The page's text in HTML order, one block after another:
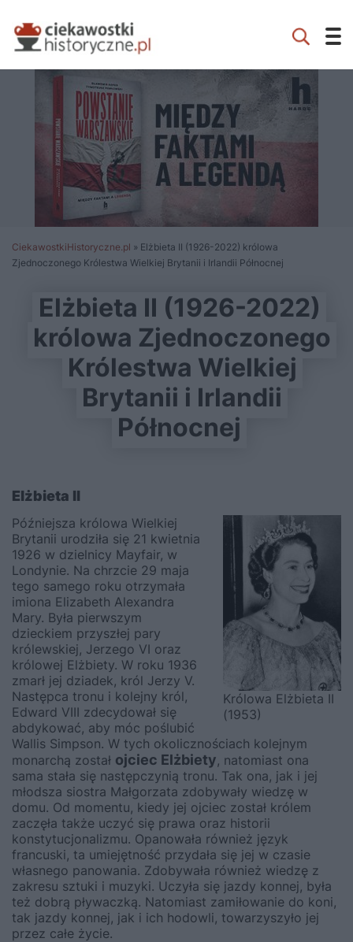
CiekawostkiHistoryczne.pl » Elżbieta II (1926-2022) królowa
Zjednoczonego Królestwa Wielkiej Brytanii i Irlandii Północnej
Elżbieta II (1926-2022)
królowa Zjednoczonego
Królestwa Wielkiej
Brytanii i Irlandii
Północnej
Elżbieta II
Królowa Elżbieta II
(1953)
Późniejsza królowa Wielkiej
Brytanii urodziła się 21 kwietnia
1926 w dzielnicy Mayfair, w
Londynie. Na chrzcie 29 maja
tego samego roku otrzymała
imiona Elizabeth Alexandra
Mary. Była pierwszym
dzieckiem przyszłej pary
królewskiej, Jerzego VI oraz
królowej Elżbiety. W roku 1936
zmarł jej dziadek, król Jerzy V.
Następca tronu i kolejny król,
Edward VIII zdecydował się
abdykować, aby móc poślubić
Wallis Simpson. W tych okolicznościach kolejnym
monarchą został ojciec Elżbiety, natomiast ona
sama stała się następczynią tronu. Tak ona, jak i jej
młodsza siostra Małgorzata zdobywały wiedzę w
domu. Od momentu, kiedy jej ojciec został królem
zaczęła także uczyć się prawa oraz historii
konstytucjonalizmu. Opanowała również język
francuski, ta umiejętność przydała się jej w czasie
własnego panowania. Zdobywała również wiedzę z
zakresu sztuki i muzyki. Uczyła się jazdy konnej, była
też dobrą pływaczką. Natomiast zamiłowanie do koni,
tak jazdy konnej, jak i ich hodowli, towarzyszyło jej
przez całe życie.